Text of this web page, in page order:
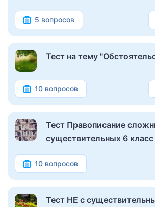
5 вопросов
Тест на тему
10 вопросов
Тест Правописание
существительных 6 класс
10 вопросов
Тест НЕ с